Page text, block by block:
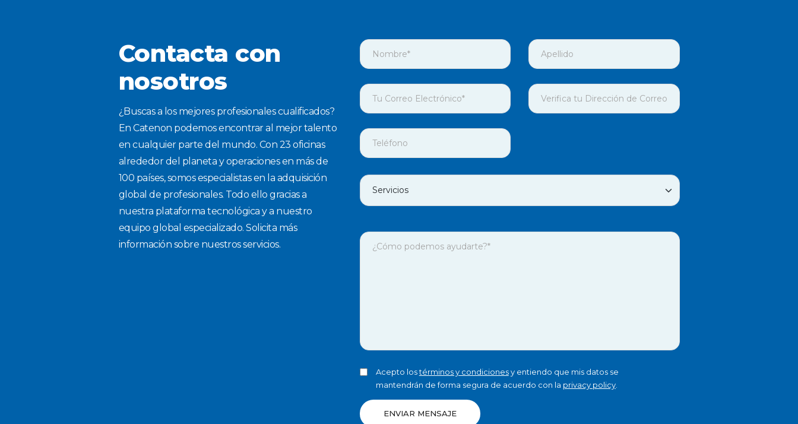
Contacta con
nosotros
¿Buscas a los mejores profesionales cualificados?
En Catenon podemos encontrar al mejor talento
en cualquier parte del mundo. Con 23 oficinas
alrededor del planeta y operaciones en más de
100 países, somos especialistas en la adquisición
global de profesionales. Todo ello gracias a
nuestra plataforma tecnológica y a nuestro
equipo global especializado. Solicita más
información sobre nuestros servicios.
Acepto lostérminos y condicionesy entiendo que mis datos se
mantendrán de forma segura de acuerdo con la privacy policy.
ENVIAR MENSAJE